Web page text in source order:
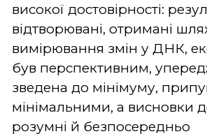
високої достовірності:
відтворювані, отримані
вимірювання змін у ДНК,
був перспективним,
зведена до мінімуму,
мінімальними, а висновки
розумні й безпосередньо